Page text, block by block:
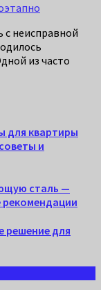
с неисправной
из часто
для квартиры
и
сталь —
решение для